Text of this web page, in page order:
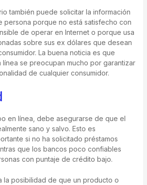
también puede solicitar la información
persona porque no está satisfecho con
de operar en Internet o porque usa
sobre sus ex dólares que desean
La buena noticia es que
línea se preocupan mucho por garantizar
de cualquier consumidor.
en línea, debe asegurarse de que el
sano y salvo. Esto es
si no ha solicitado préstamos
que los bancos poco confiables
con puntaje de crédito bajo.
la posibilidad de que un producto o